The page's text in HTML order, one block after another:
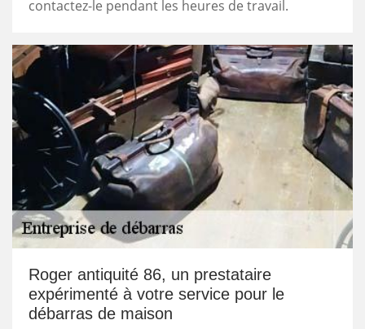
contactez-le pendant les heures de travail.
Roger antiquité 86, un prestataire
expérimenté à votre service pour le
débarras de maison